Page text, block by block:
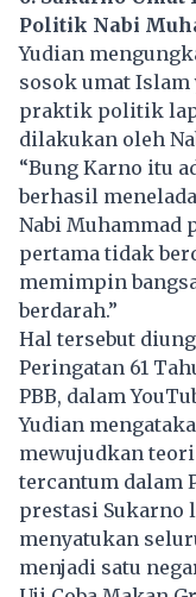
Politik Nabi
Yudian
sosok umat
praktik politik
dilakukan oleh
“Bung Karno itu
berhasil
Nabi Muhammad
pertama tidak
memimpin
berdarah.”
Hal tersebut
Peringatan 61
PBB, dalam
Yudian
mewujudkan
tercantum dalam
prestasi Sukarno
menyatukan
menjadi satu